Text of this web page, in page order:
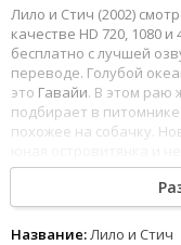
Лило и Стич (2002)
качестве HD 720, 1080
бесплатно с лучшей
переводе. Голубой
это Гавайи. В этом раю
подбирает в
похожее на собачку.
это существо,
экспериментов. Это
инстинктом которого
бежать из секретной
Название:Лило и Стич